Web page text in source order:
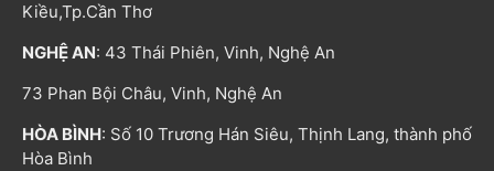
Kiều,Tp.Cần Thơ
NGHỆ AN: 43 Thái Phiên, Vinh, Nghệ An
73 Phan Bội Châu, Vinh, Nghệ An
HÒA BÌNH: Số 10 Trương Hán Siêu, Thịnh Lang, thành phố
Hòa Bình